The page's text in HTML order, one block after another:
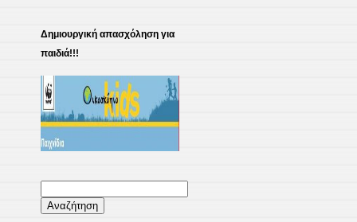
Δημιουργική απασχόληση για
παιδιά!!!
για: